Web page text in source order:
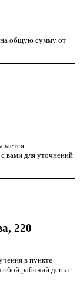
на общую сумму от
вами для уточнений
220
в пункте
рабочий день с